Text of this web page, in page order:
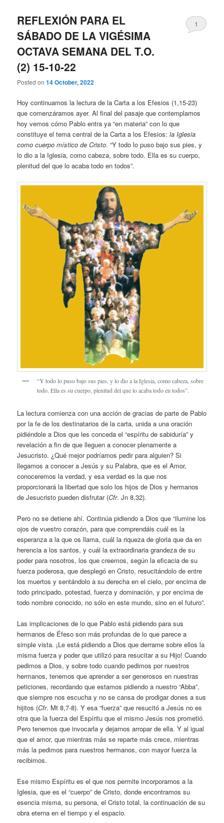
REFLEXIÓN PARA EL
SÁBADO DE LA VIGÉSIMA
OCTAVA SEMANA DEL T.O.
(2) 15-10-22
Posted on14 October, 2022
1
Hoy continuamos la lectura de la Carta a los Efesios (1,15-23)
que comenzáramos ayer. Al final del pasaje que contemplamos
hoy vemos cómo Pablo entra ya “en materia” con lo que
constituye el tema central de la Carta a los Efesios:la Iglesia
como cuerpo místico de Cristo. “Y todo lo puso bajo sus pies, y
lo dio a la Iglesia, como cabeza, sobre todo. Ella es su cuerpo,
plenitud del que lo acaba todo en todos”.
“Y todo lo puso bajo sus pies, y lo dio a la Iglesia, como cabeza, sobre
todo. Ella es su cuerpo, plenitud del que lo acaba todo en todos”.
La lectura comienza con una acción de gracias de parte de Pablo
por la fe de los destinatarios de la carta, unida a una oración
pidiéndole a Dios que les conceda el “espíritu de sabiduría” y
revelación a fin de que lleguen a conocer plenamente a
Jesucristo. ¿Qué mejor podríamos pedir para alguien? Si
llegamos a conocer a Jesús y su Palabra, que es el Amor,
conoceremos la verdad, y esa verdad es la que nos
proporcionará la libertad que solo los hijos de Dios y hermanos
de Jesucristo pueden disfrutar (Cfr. Jn 8,32).
Pero no se detiene ahí. Continúa pidiendo a Dios que “ilumine los
ojos de vuestro corazón, para que comprendáis cuál es la
esperanza a la que os llama, cuál la riqueza de gloria que da en
herencia a los santos, y cuál la extraordinaria grandeza de su
poder para nosotros, los que creemos, según la eficacia de su
fuerza poderosa, que desplegó en Cristo, resucitándolo de entre
los muertos y sentándolo a su derecha en el cielo, por encima de
todo principado, potestad, fuerza y dominación, y por encima de
todo nombre conocido, no sólo en este mundo, sino en el futuro”.
Las implicaciones de lo que Pablo está pidiendo para sus
hermanos de Éfeso son más profundas de lo que parece a
simple vista. ¡Le está pidiendo a Dios que derrame sobre ellos la
misma fuerza y poder que utilizó para resucitar a su Hijo! Cuando
pedimos a Dios, y sobre todo cuando pedimos por nuestros
hermanos, tenemos que aprender a ser generosos en nuestras
peticiones, recordando que estamos pidiendo a nuestro “Abba”,
que siempre nos escucha y no se cansa de prodigar dones a sus
hijitos (Cfr. Mt 8,7-8). Y esa “fuerza” que resucitó a Jesús no es
otra que la fuerza del Espíritu que el mismo Jesús nos prometió.
Pero tenemos que invocarla y dejarnos arropar de ella. Y al igual
que el amor, que mientras más se reparte más crece, mientras
más la pedimos para nuestros hermanos, con mayor fuerza la
recibimos.
Ese mismo Espíritu es el que nos permite incorporarnos a la
Iglesia, que es el “cuerpo” de Cristo, donde encontramos su
esencia misma, su persona, el Cristo total, la continuación de su
obra eterna en el tiempo y el espacio.